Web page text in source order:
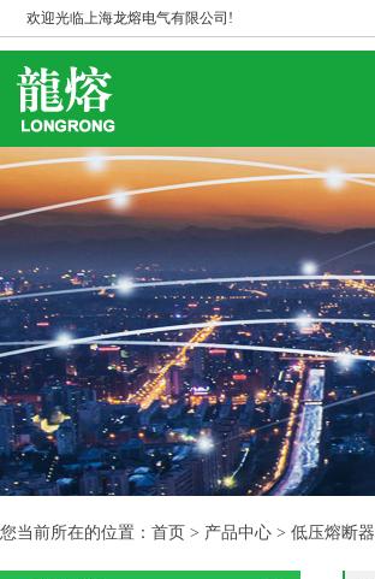
欢迎光临上海龙熔电气有限公司!
您当前所在的位置：首页 > 产品中心 > 低压熔断器